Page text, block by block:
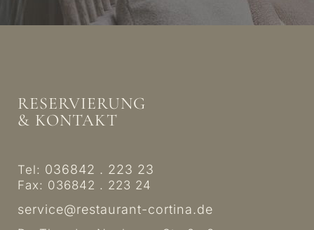
RESERVIERUNG
& KONTAKT
Tel: 036842 . 223 23
Fax: 036842 . 223 24
service@restaurant-cortina.de